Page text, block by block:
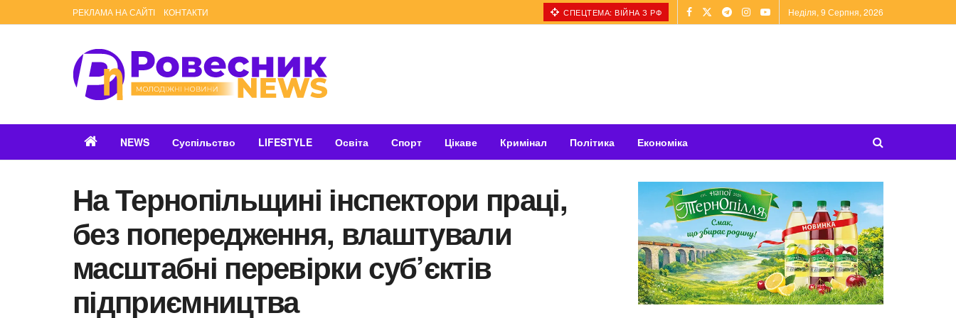
РЕКЛАМА НА САЙТІ КОНТАКТИ СПЕЦТЕМА: ВІЙНА З РФ Неділя, 9 Серпня, 2026
NEWS Суспільство LIFESTYLE Освіта Спорт Цікаве Кримінал Політика Економіка
На Тернопільщині інспектори праці,
без попередження, влаштували
масштабні перевірки суб’єктів
підприємництва